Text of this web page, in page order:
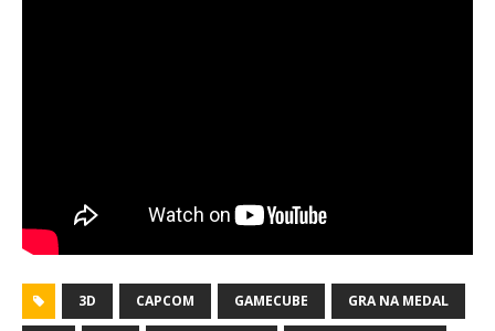
3D CAPCOM GAMECUBE GRA NA MEDAL